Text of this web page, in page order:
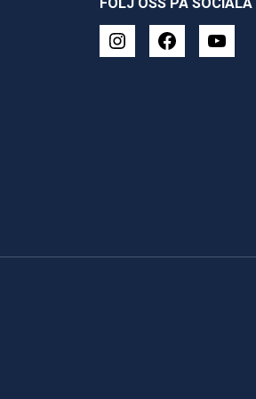
FÖLJ OSS PÅ SOCIALA